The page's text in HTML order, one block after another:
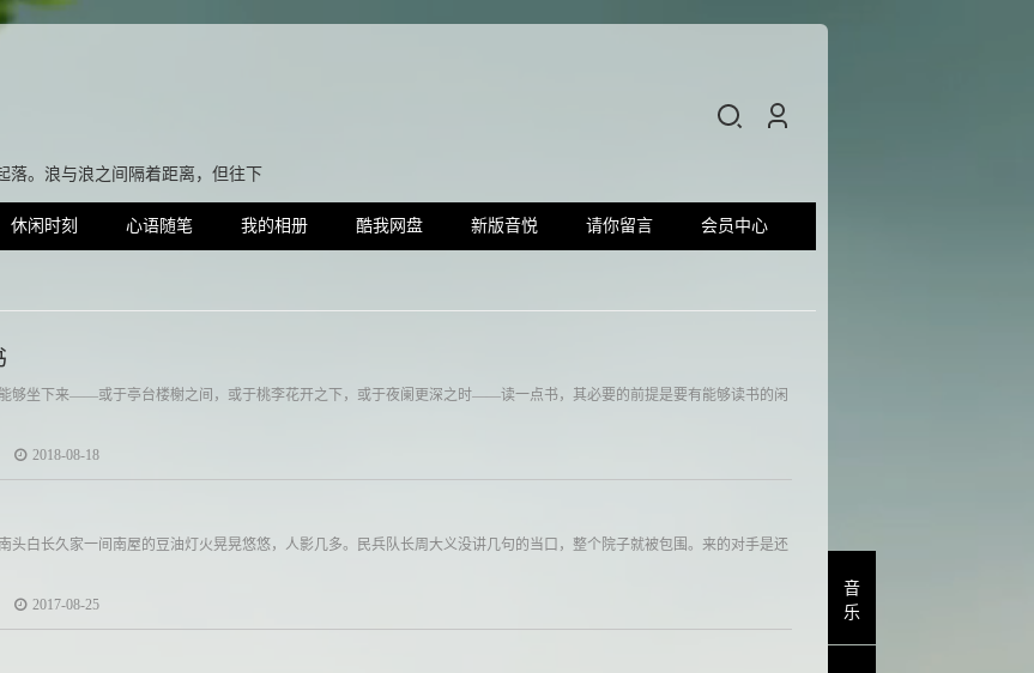
。
休闲时刻 心语随笔 我的相册 酷我网盘 新版音悦 请你留言 会员中心
够坐下来——或于亭台楼榭之间，或于桃李花开之下，或于夜阑更深之时——读一点书，其必要的前提是要有能够读书的闲
2018-08-18
头白长久家一间南屋的豆油灯火晃晃悠悠，人影几多。民兵队长周大义没讲几句的当口，整个院子就被包围。来的对手是还
2017-08-25
音
乐